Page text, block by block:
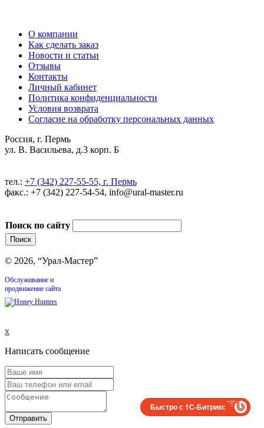
О компании
Как сделать заказ
Новости и статьи
Отзывы
Контакты
Личный кабинет
Политика конфиденциальности
Условия возврата
Согласие на обработку персональных данных
Россия, г. Пермь
ул. В. Васильева, д.3 корп. Б
тел.: +7 (342) 227-55-55, г. Пермь
факс.: +7 (342) 227-54-54, info@ural-master.ru
Поиск по сайту
© 2026, “Урал-Мастер”
Обслуживание и
продвижение сайта
x
Написать сообщение
Отправить
Быстро с 1С-Битрикс